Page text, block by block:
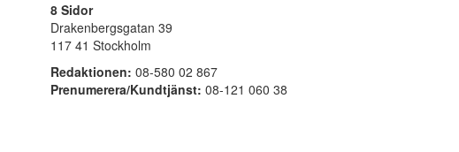
8 Sidor
Drakenbergsgatan 39
117 41 Stockholm
Redaktionen: 08-580 02 867
Prenumerera/Kundtjänst: 08-121 060 38